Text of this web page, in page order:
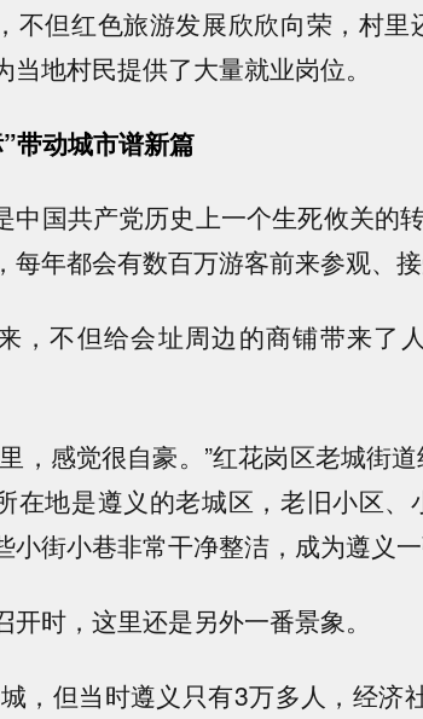
不但红色旅游发展欣欣向荣，村
当地村民提供了大量就业岗位。
带动城市谱新篇
中国共产党历史上一个生死攸关的
每年都会有数百万游客前来参观、接
，不但给会址周边的商铺带来了
，感觉很自豪。”红花岗区老城街
在地是遵义的老城区，老旧小区
小街小巷非常干净整洁，成为遵义一
开时，这里还是另外一番景象。
，但当时遵义只有3万多人，经济